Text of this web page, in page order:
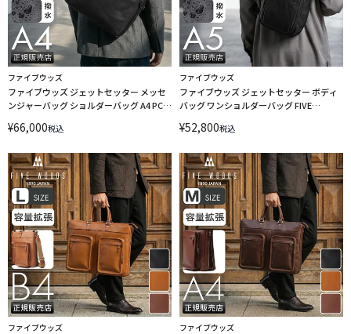
ファイブウッズ
ファイブウッズ ジェットセッター メッセ
ンジャーバッグ ショルダーバッグ A4 PC収
39516
¥66,000税込
ファイブウッズ
ファイブウッズ ジェットセッター ボディ
バッグ ワンショルダーバッグ FIVE
¥52,800税込
ファイブウッズ ファイブウッズ